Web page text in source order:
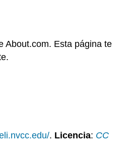
About.com. Esta página te
. Licencia: CC